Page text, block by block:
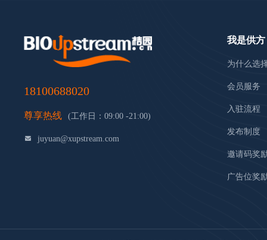
18100688020
尊享热线 (工作日：09:00 -21:00)
juyuan@xupstream.com
我是供方
为什么选
会员服务
入驻流程
发布制度
邀请码奖
广告位奖